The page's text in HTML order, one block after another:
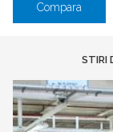
Compara
STIRI